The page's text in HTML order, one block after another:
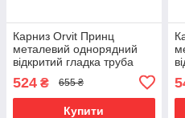
Карниз Orvit Принц
металевий однорядний
відкритий гладка труба
кільце фасонне металеве
Мідь 19 мм 140 см (00-
00011879)
524 ₴ 655 ₴
Купити